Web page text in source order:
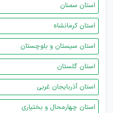
استان سمنان
استان کرمانشاه
استان سیستان و بلوچستان
استان گلستان
استان آذربایجان غربی
استان چهارمحال و بختیاری